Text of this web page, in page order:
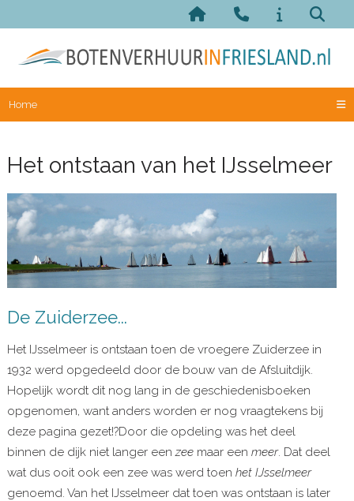
Home
Het ontstaan van het IJsselmeer
De Zuiderzee...
Het IJsselmeer is ontstaan toen de vroegere Zuiderzee in
1932 werd opgedeeld door de bouw van de Afsluitdijk.
Hopelijk wordt dit nog lang in de geschiedenisboeken
opgenomen, want anders worden er nog vraagtekens bij
deze pagina gezet!?Door die opdeling was het deel
binnen de dijk niet langer eenzee maar een meer. Dat deel
wat dus ooit ook een zee was werd toen het IJsselmeer
genoemd. Van het IJsselmeer dat toen was ontstaan is later